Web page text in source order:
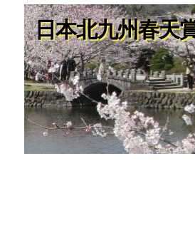
日本北九州春天